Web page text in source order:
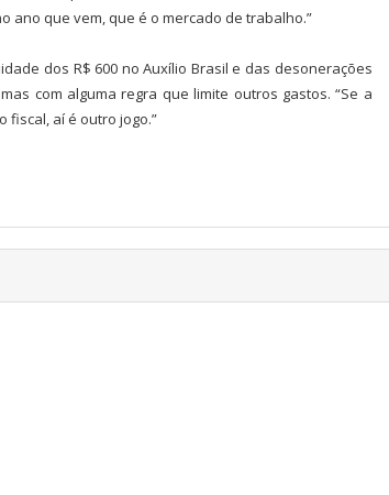
ano que vem, que é o mercado de trabalho.”
dos R$ 600 no Auxílio Brasil e das desonerações
com alguma regra que limite outros gastos. “Se a
fiscal, aí é outro jogo.”